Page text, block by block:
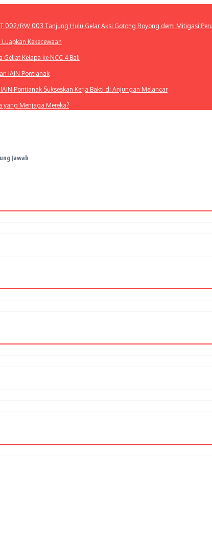
002/RW 003 Tanjung Hulu Gelar Aksi Gotong Royong demi Mitigasi
Kekecewaan
Geliat Kelapa ke NCC 4 Bali
IAIN Pontianak
Pontianak Sukseskan Kerja Bakti di Anjungan Melancar
yang Menjaga Mereka?
Jawab